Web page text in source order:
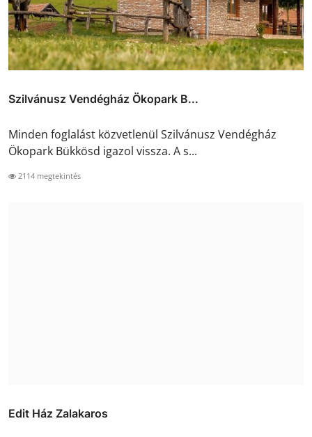
Szilvánusz Vendégház Ökopark B...
Minden foglalást közvetlenül Szilvánusz Vendégház
Ökopark Bükkösd igazol vissza. A s...
2114 megtekintés
Edit Ház Zalakaros